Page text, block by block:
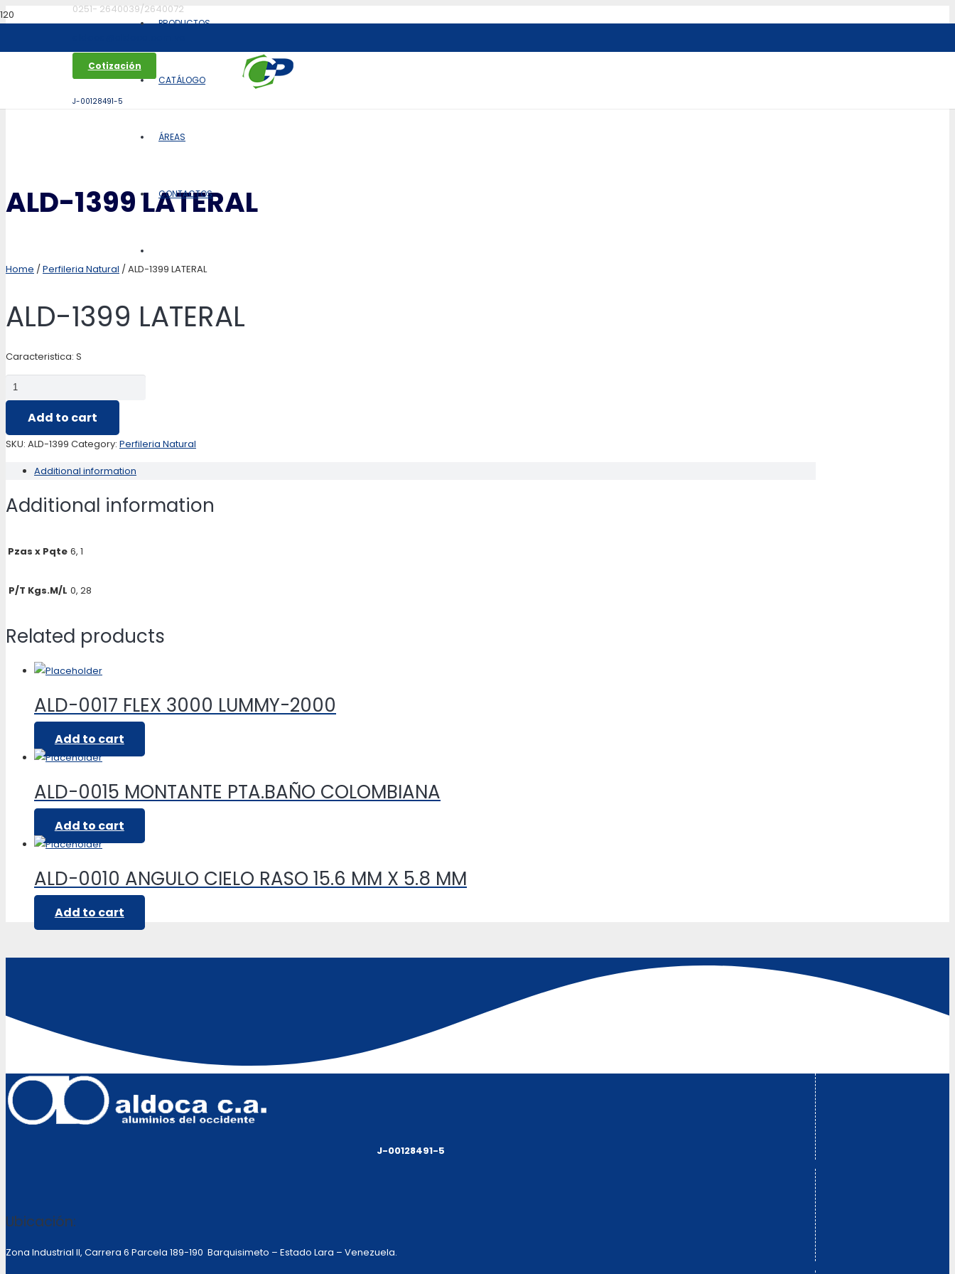
0251- 2640039/2640072
Cotización
J-00128491-5
PRODUCTOS
CATÁLOGO
ÁREAS
CONTACTOS
ALD-1399 LATERAL
Home /Perfileria Natural / ALD-1399 LATERAL
ALD-1399 LATERAL
Caracteristica: S
ALD-
1399
LATERAL
quantity
Add to cart
SKU: ALD-1399 Category: Perfileria Natural
Additional information
Additional information
Pzas x Pqte 6, 1
P/T Kgs.M/L 0, 28
Related products
ALD-0017 FLEX 3000 LUMMY-2000
Add to cart
ALD-0015 MONTANTE PTA.BAÑO COLOMBIANA
Add to cart
ALD-0010 ANGULO CIELO RASO 15.6 MM X 5.8 MM
Add to cart
J-00128491-5
Ubicación:
Zona Industrial II, Carrera 6 Parcela 189-190 Barquisimeto – Estado Lara – Venezuela.